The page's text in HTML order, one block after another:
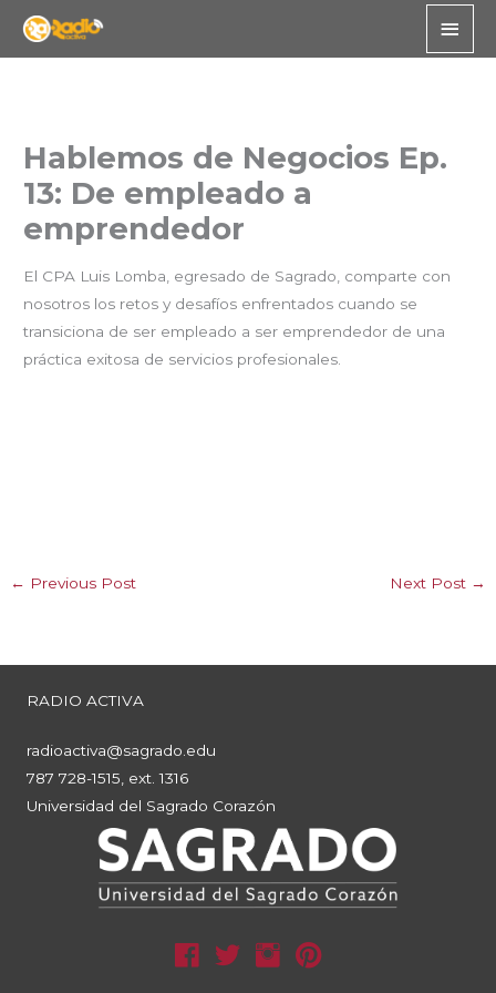
Main
Hablemos de Negocios Ep.
13: De empleado a
emprendedor
El CPA Luis Lomba, egresado de Sagrado, comparte con
nosotros los retos y desafíos enfrentados cuando se
transiciona de ser empleado a ser emprendedor de una
práctica exitosa de servicios profesionales.
← Previous Post Next Post →
RADIO ACTIVA
radioactiva@sagrado.edu
787 728-1515, ext. 1316
Universidad del Sagrado Corazón